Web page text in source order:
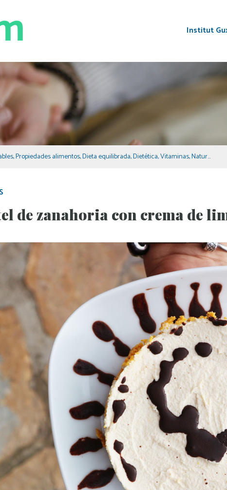
Institut
,Propiedades alimentos,Dieta equilibrada,Dietética,Vitaminas,Naturopatía
de zanahoria con crema de